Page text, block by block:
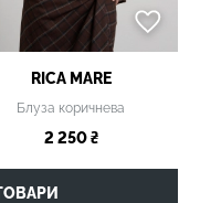
RICA MARE
Блуза коричнева
2 250 ₴